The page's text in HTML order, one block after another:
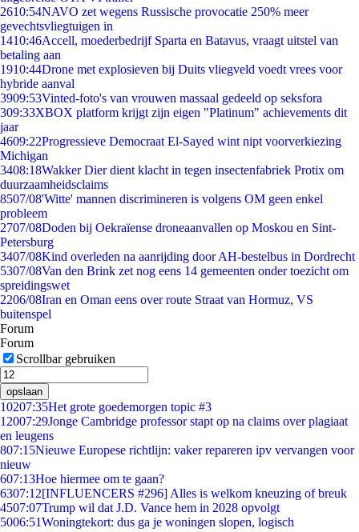
2610:54NAVO zet wegens Russische provocatie 250% meer
gevechtsvliegtuigen in
1410:46Accell, moederbedrijf Sparta en Batavus, vraagt uitstel van
betaling aan
1910:44Drone met explosieven bij Duits vliegveld voedt vrees voor
hybride aanval
3909:53Vinted-foto's van vrouwen massaal gedeeld op seksfora
309:33XBOX platform krijgt zijn eigen "Platinum" achievements dit
jaar
4609:22Progressieve Democraat El-Sayed wint nipt voorverkiezing
Michigan
3408:18Wakker Dier dient klacht in tegen insectenfabriek Protix om
duurzaamheidsclaims
8507/08'Witte' mannen discrimineren is volgens OM geen enkel
probleem
2707/08Doden bij Oekraïense droneaanvallen op Moskou en Sint-
Petersburg
3407/08Kind overleden na aanrijding door AH-bestelbus in Dordrecht
5307/08Van den Brink zet nog eens 14 gemeenten onder toezicht om
spreidingswet
2206/08Iran en Oman eens over route Straat van Hormuz, VS
buitenspel
Forum
Forum
Scrollbar gebruiken
opslaan
10207:35Het grote goedemorgen topic #3
12007:29Jonge Cambridge professor stapt op na claims over plagiaat
en leugens
807:15Nieuwe Europese richtlijn: vaker repareren ipv vervangen voor
nieuw
607:13Hoe hiermee om te gaan?
6307:12[INFLUENCERS #296] Alles is welkom kneuzing of breuk
4507:07Trump wil dat J.D. Vance hem in 2028 opvolgt
5006:51Woningtekort: dus ga je woningen slopen, logisch